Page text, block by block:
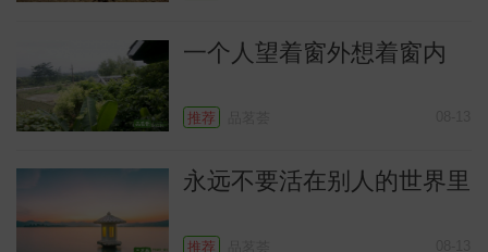
识 一个人望着窗外想着窗内
推荐
永远不要活在别人的世界里
推荐